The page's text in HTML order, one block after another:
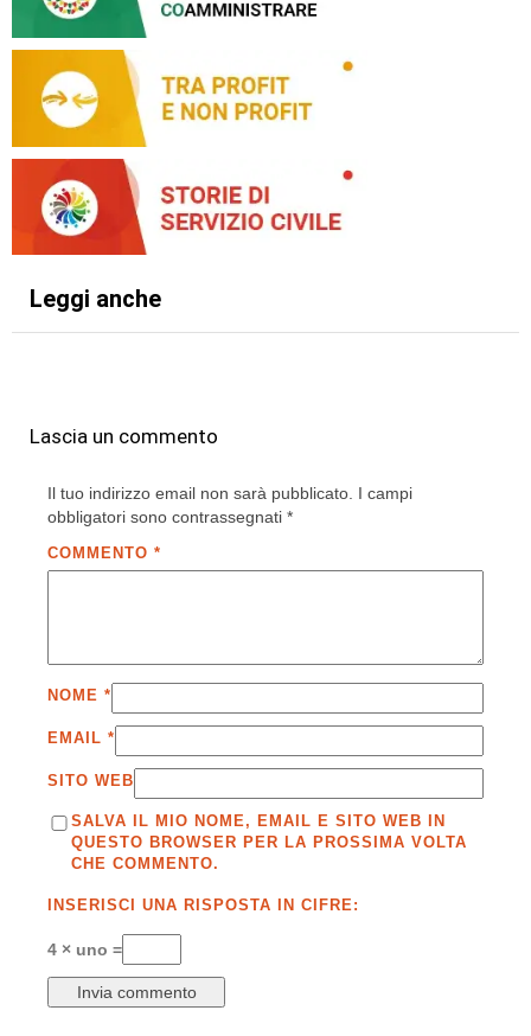
Leggi anche
Lascia un commento
Il tuo indirizzo email non sarà pubblicato. I campi
obbligatori sono contrassegnati *
COMMENTO *
NOME *
EMAIL *
SITO WEB
SALVA IL MIO NOME, EMAIL E SITO WEB IN
QUESTO BROWSER PER LA PROSSIMA VOLTA
CHE COMMENTO.
INSERISCI UNA RISPOSTA IN CIFRE:
4 × uno =